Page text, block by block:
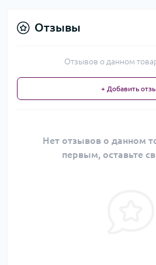
Отзывы
Отзывов о данном
+ Добавить
Нет отзывов о данном
первым, оставьте